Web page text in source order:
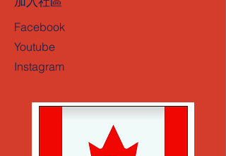
Facebook
Youtube
Instagram